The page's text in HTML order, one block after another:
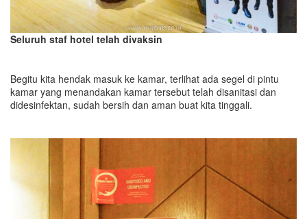
Seluruh staf hotel telah divaksin
Begitu kita hendak masuk ke kamar, terlihat ada segel di pintu
kamar yang menandakan kamar tersebut telah disanitasi dan
didesinfektan, sudah bersih dan aman buat kita tinggali.